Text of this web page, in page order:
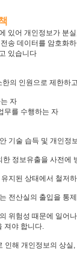
있어 개인정보가 분
송 데이터를 암호화
있습니다
의 인원으로 제한하
자
무를 수행하는 자
기술 습득 및 개인
정보유출을 사전
지된 상태에서 철저
전산실의 출입을 통
위험성 때문에 일어
져야 합니다.
해 개인정보의 상